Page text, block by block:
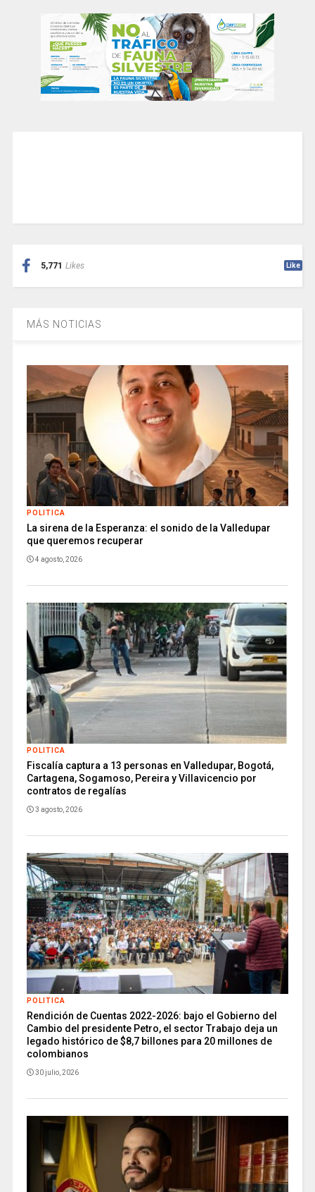
5,771 Likes Like
MÁS NOTICIAS
POLITICA
La sirena de la Esperanza: el sonido de la Valledupar
que queremos recuperar
4 agosto, 2026
POLITICA
Fiscalía captura a 13 personas en Valledupar, Bogotá,
Cartagena, Sogamoso, Pereira y Villavicencio por
contratos de regalías
3 agosto, 2026
POLITICA
Rendición de Cuentas 2022-2026: bajo el Gobierno del
Cambio del presidente Petro, el sector Trabajo deja un
legado histórico de $8,7 billones para 20 millones de
colombianos
30 julio, 2026